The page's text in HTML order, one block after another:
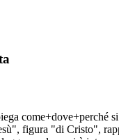
come+dove+perché
figura "di Cristo",